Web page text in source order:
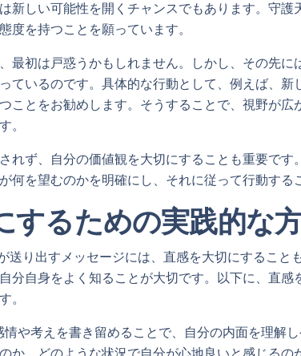
新しい可能性を開くチャンスでもあります。守護
度を持つことを願っています。
最初は戸惑うかもしれません。しかし、その先に
ているのです。具体的な行動として、例えば、新
ことをお勧めします。そうすることで、視野が広
。
れず、自分の価値観を大切にすることも重要です
何を望むのかを明確にし、それに従って行動する
するための実践的な
送り出すメッセージには、直感を大切にすること
分自身をよく知ることが大切です。以下に、直感
。
情や考えを書き留めることで、自分の内面を理解